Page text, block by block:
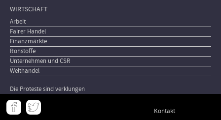
WIRTSCHAFT
Arbeit
Fairer Handel
Finanzmärkte
Rohstoffe
Unternehmen und CSR
Welthandel
Die Proteste sind verklungen
Meta
- Kontakt